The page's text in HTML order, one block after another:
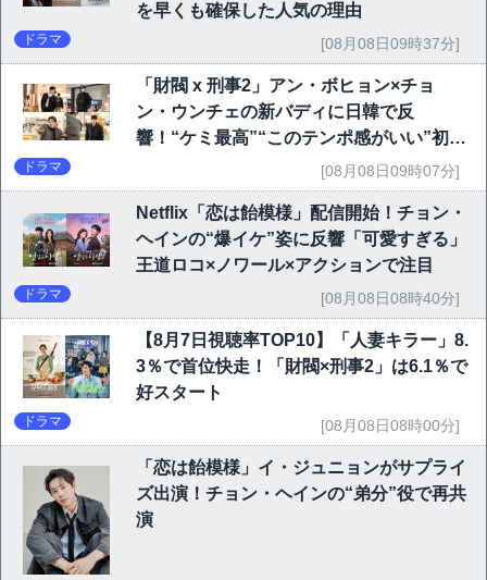
を早くも確保した人気の理由
ドラマ [08月08日09時37分]
「財閥 x 刑事2」アン・ボヒョン×チョ
ン・ウンチェの新バディに日韓で反
響！“ケミ最高”“このテンポ感がいい”初回
ドラマ [08月08日09時07分]
Netflix「恋は飴模様」配信開始！チョン・
ヘインの“爆イケ”姿に反響「可愛すぎる」
王道ロコ×ノワール×アクションで注目
ドラマ [08月08日08時40分]
【8月7日視聴率TOP10】「人妻キラー」8.
3％で首位快走！「財閥×刑事2」は6.1％で
好スタート
ドラマ [08月08日08時00分]
「恋は飴模様」イ・ジュニョンがサプライ
ズ出演！チョン・ヘインの“弟分”役で再共
演